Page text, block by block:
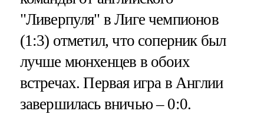
"Ливерпуля" в Лиге чемпионов
(1:3) отметил, что соперник был
лучше мюнхенцев в обоих
встречах. Первая игра в Англии
завершилась вничью – 0:0.